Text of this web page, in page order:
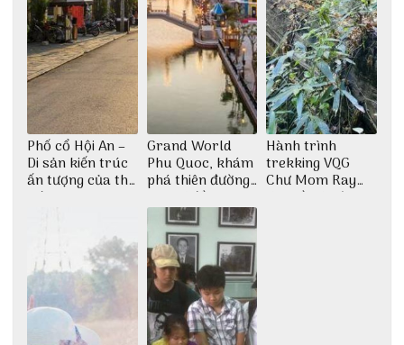
Phố cổ Hội An –
Di sản kiến trúc
ấn tượng của thế
giới
Grand World
Phu Quoc, khám
phá thiên đường
giải trí đầy sôi
động
Hành trình
trekking VQG
Chư Mom Ray
tìm về núi rừng